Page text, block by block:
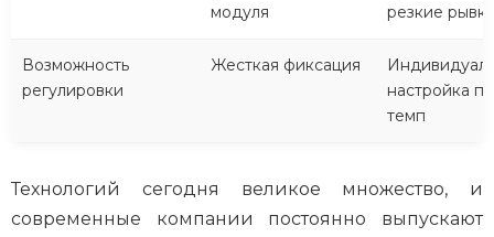
модуля
резкие
Возможность
регулировки
Жесткая фиксация
настройка
темп
Технологий сегодня великое множество, и
современные компании постоянно выпускают